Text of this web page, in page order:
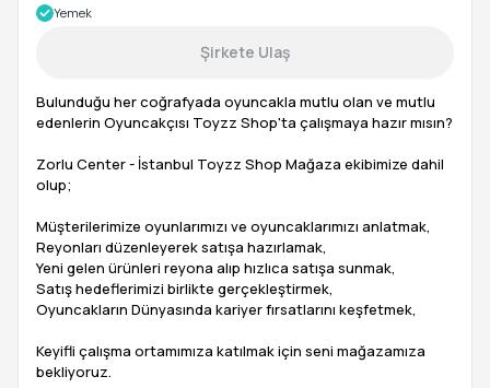
Yemek
Şirkete Ulaş
Bulunduğu her coğrafyada oyuncakla mutlu olan ve mutlu
edenlerin Oyuncakçısı Toyzz Shop'ta çalışmaya hazır mısın?
Zorlu Center - İstanbul Toyzz Shop Mağaza ekibimize dahil
olup;
Müşterilerimize oyunlarımızı ve oyuncaklarımızı anlatmak,
Reyonları düzenleyerek satışa hazırlamak,
Yeni gelen ürünleri reyona alıp hızlıca satışa sunmak,
Satış hedeflerimizi birlikte gerçekleştirmek,
Oyuncakların Dünyasında kariyer fırsatlarını keşfetmek,
Keyifli çalışma ortamımıza katılmak için seni mağazamıza
bekliyoruz.